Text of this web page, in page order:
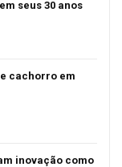
seus 30 anos
cachorro em
inovação como